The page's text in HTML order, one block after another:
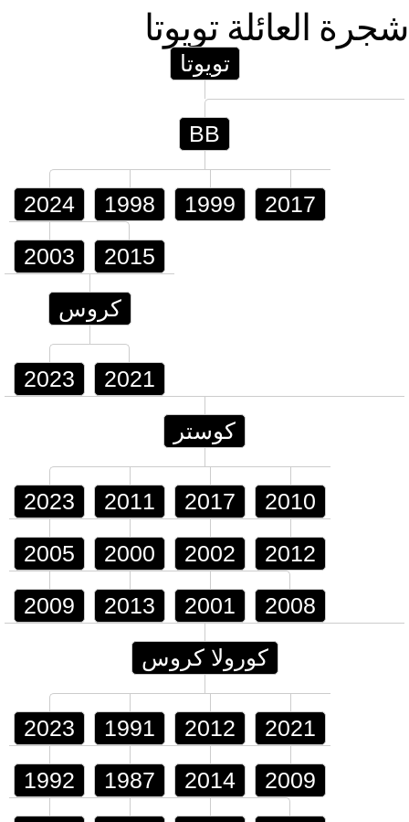
شجرة العائلة تويوتا
تويوتا
BB
2024 1998 1999 2017
2003 2015
كروس
2023 2021
كوستر
2023 2011 2017 2010
2005 2000 2002 2012
2009 2013 2001 2008
كورولا كروس
2023 1991 2012 2021
1992 1987 2014 2009